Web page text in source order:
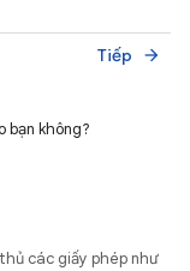
Tiếp arrow_forward
bạn không?
các giấy phép như